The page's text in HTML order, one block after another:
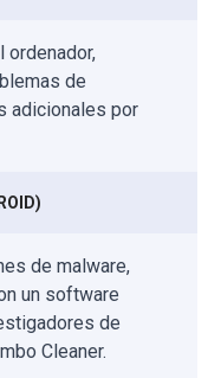
ordenador,
de
adicionales por
de malware,
un software
de
Cleaner.